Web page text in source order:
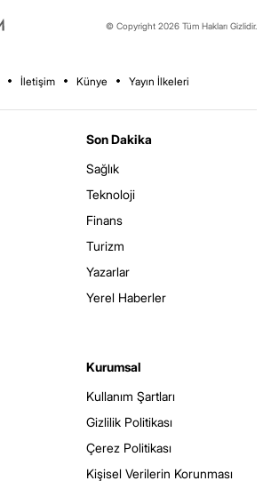
© Copyright 2026 Tüm Hakları Gizlidir.
İletişim Künye Yayın İlkeleri
Son Dakika
Sağlık
Teknoloji
Finans
Turizm
Yazarlar
Yerel Haberler
Kurumsal
Kullanım Şartları
Gizlilik Politikası
Çerez Politikası
Kişisel Verilerin Korunması